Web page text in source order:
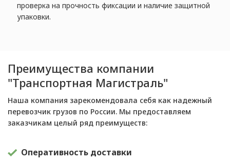
проверка на прочность фиксации и наличие защитной
упаковки.
Преимущества компании
"Транспортная Магистраль"
Наша компания зарекомендовала себя как надежный
перевозчик грузов по России. Мы предоставляем
заказчикам целый ряд преимуществ:
Оперативность доставки